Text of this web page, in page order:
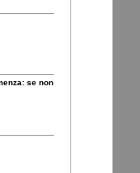
se non